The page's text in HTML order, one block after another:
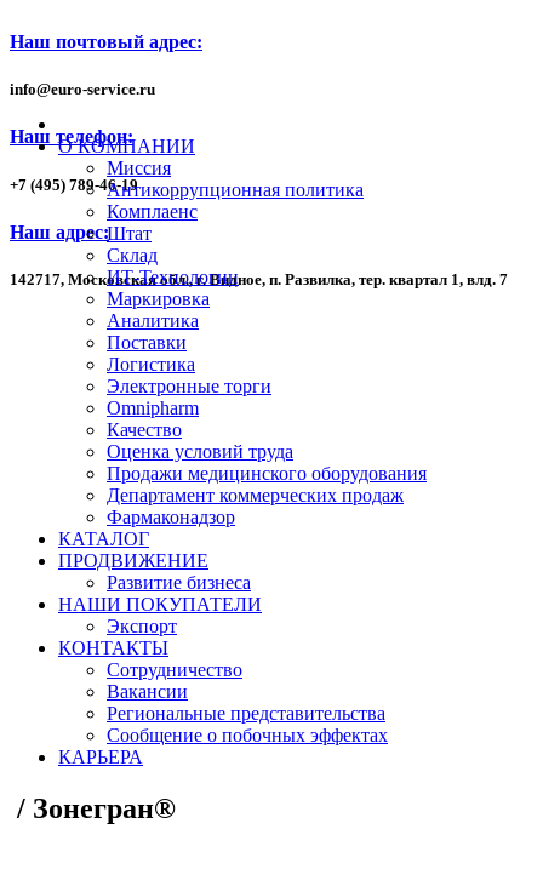
Наш почтовый адрес:
info@euro-service.ru
Наш телефон:
+7 (495) 789-46-19
Наш адрес:
142717, Московская обл., г. Видное, п. Развилка, тер. квартал 1, влд. 7
О КОМПАНИИ
Миссия
Антикоррупционная политика
Комплаенс
Штат
Склад
ИТ-Технологии
Маркировка
Аналитика
Поставки
Логистика
Электронные торги
Omnipharm
Качество
Оценка условий труда
Продажи медицинского оборудования
Департамент коммерческих продаж
Фармаконадзор
КАТАЛОГ
ПРОДВИЖЕНИЕ
Развитие бизнеса
НАШИ ПОКУПАТЕЛИ
Экспорт
КОНТАКТЫ
Сотрудничество
Вакансии
Региональные представительства
Сообщение о побочных эффектах
КАРЬЕРА
/ Зонегран®